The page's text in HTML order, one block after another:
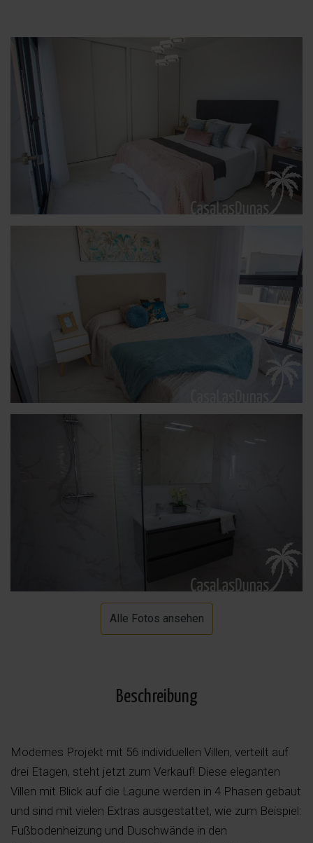
Alle Fotos ansehen
Beschreibung
Modernes Projekt mit 56 individuellen Villen, verteilt auf
drei Etagen, steht jetzt zum Verkauf! Diese eleganten
Villen mit Blick auf die Lagune werden in 4 Phasen gebaut
und sind mit vielen Extras ausgestattet, wie zum Beispiel:
Fußbodenheizung und Duschwände in den